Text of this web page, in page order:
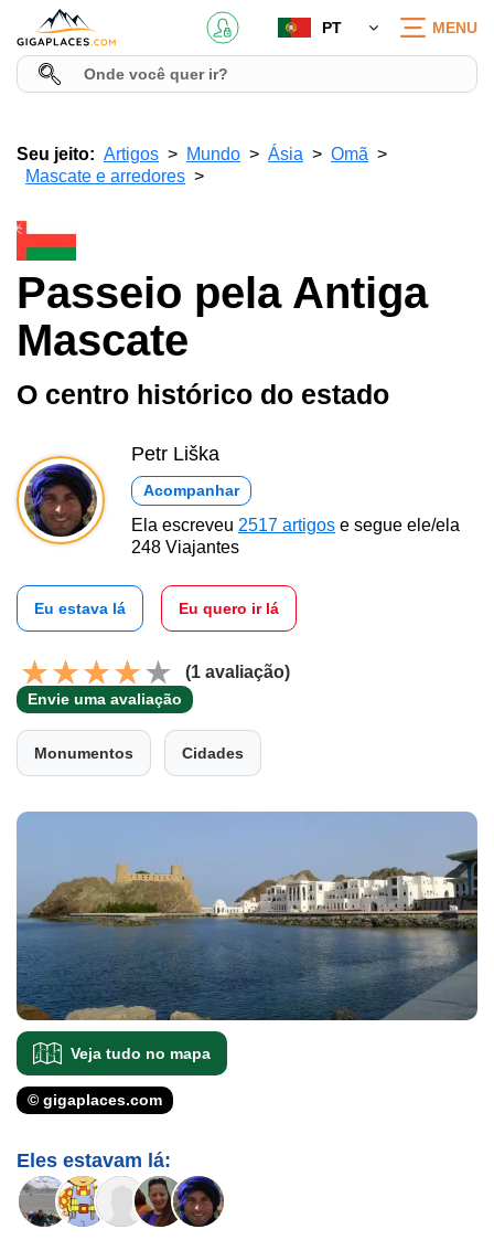
PT MENU
Seu jeito: Artigos Mundo Ásia
Omã
Mascate e arredores
Passeio pela Antiga
Mascate
O centro histórico do estado
Petr Liška
Acompanhar
Ela escreveu 2517 artigos e segue ele/ela
248 Viajantes
Eu estava lá Eu quero ir lá
(1 avaliação)
Envie uma avaliação
Monumentos Cidades
Veja tudo no mapa
© gigaplaces.com
Eles estavam lá: